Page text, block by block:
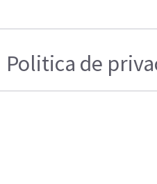
Politica de